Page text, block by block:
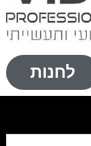
לחנות